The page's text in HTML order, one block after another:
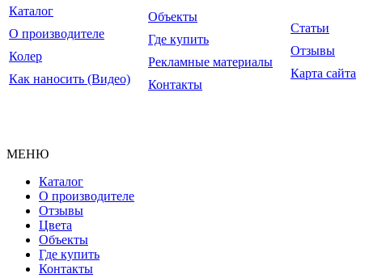
Каталог
О производителе
Колер
Как наносить (Видео)
Объекты
Где купить
Рекламные материалы
Контакты
Статьи
Отзывы
Карта сайта
МЕНЮ
Каталог
О производителе
Отзывы
Цвета
Объекты
Где купить
Контакты